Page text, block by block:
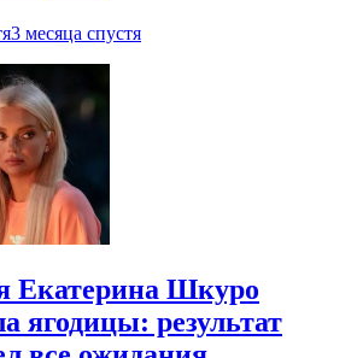
3 месяца спустя
Екатерина Шкуро
ягодицы: результат